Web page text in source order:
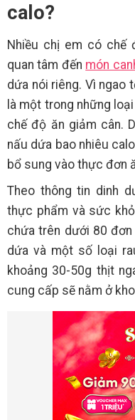
calo?
Nhiều chị em có chế
quan tâm đến món
dứa nói riêng. Vì ngao
là một trong những
chế độ ăn giảm cân.
nấu dứa bao nhiêu
bổ sung vào thực đơn
Theo thông tin dinh
thực phẩm và sức
chứa trên dưới 80
dứa và một số loại
khoảng 30-50g thịt
cung cấp sẽ nằm ở